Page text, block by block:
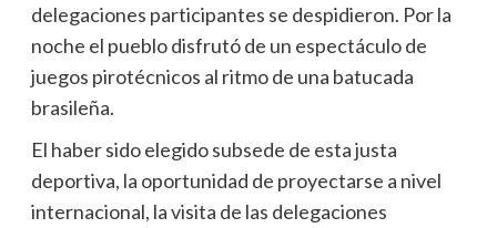
delegaciones participantes se despidieron. Por la
noche el pueblo disfrutó de un espectáculo de
juegos pirotécnicos al ritmo de una batucada
brasileña.
El haber sido elegido subsede de esta justa
deportiva, la oportunidad de proyectarse a nivel
internacional, la visita de las delegaciones